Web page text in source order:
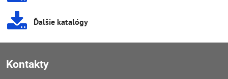
Ďalšie katalógy
Kontakty